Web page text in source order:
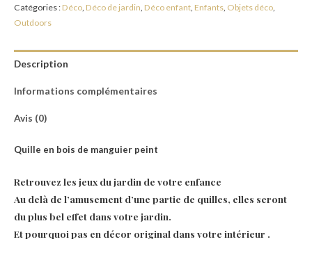
Catégories : Déco, Déco de jardin, Déco enfant, Enfants, Objets déco,
Outdoors
Description
Informations complémentaires
Avis (0)
Quille en bois de manguier peint
Retrouvez les jeux du jardin de votre enfance
Au delà de l’amusement d’une partie de quilles, elles seront
du plus bel effet dans votre jardin.
Et pourquoi pas en décor original dans votre intérieur .